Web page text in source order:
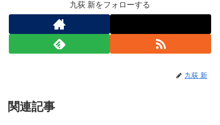
九荻 新をフォローする
九荻 新
関連記事